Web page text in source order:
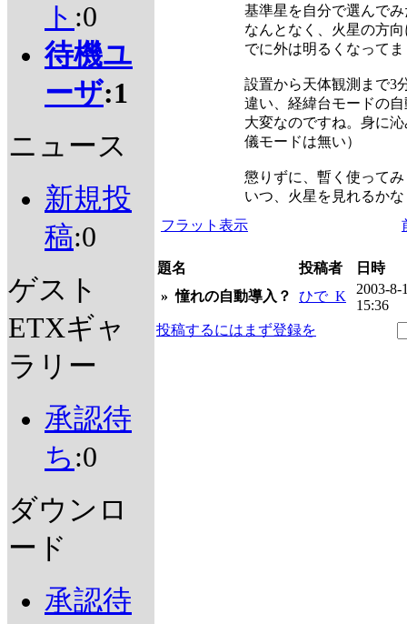
ト :0
待機ユ
ーザ:1
ニュース
新規投
稿:0
ゲスト
ETXギャ
ラリー
承認待
ち :0
ダウンロ
ード
承認待
基準星を自分で選んで
なんとなく、火星の方
でに外は明るくなって
設置から天体観測まで3
違い、経緯台モードの
大変なのですね。身に
儀モードは無い）
懲りずに、暫く使って
いつ、火星を見れるかな
フラット表示
題名 投稿者
日時
» 憧れの自動導入？ ひで_K
2003-8-
15:36
投稿するにはまず登録を